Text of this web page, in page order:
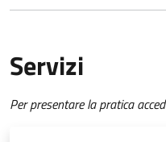
Servizi
Per presentare la pratica